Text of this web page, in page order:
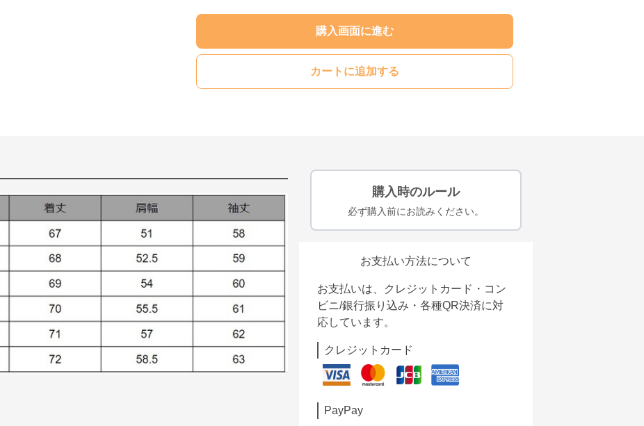
購入画面に進む
カートに追加する
購入時のルール
必ず購入前にお読みください。
お支払い方法について
お支払いは、クレジットカード・コン
ビニ/銀行振り込み・各種QR決済に対
応しています。
クレジットカード
PayPay